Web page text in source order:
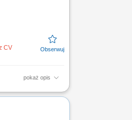
CV
pokaż opis